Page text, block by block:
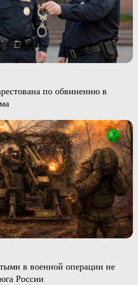
по обвинению в
в военной операции не
России